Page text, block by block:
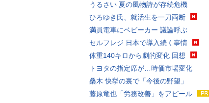
うるさい 夏の風物詩が存続危機
ひろゆき氏、就活生を一刀両断
満員電車にベビーカー 議論呼ぶ
セルフレジ 日本で導入続く事情
体重140キロから劇的変化 回想
トヨタの指定席が…時価市場変化
桑木 快挙の裏で「今後の野望」
藤原竜也「労務改善」をアピール